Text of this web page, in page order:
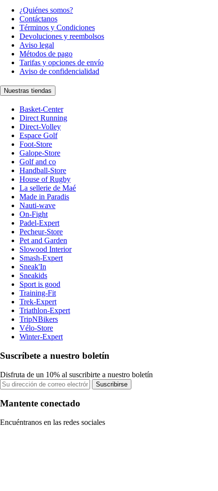
¿Quiénes somos?
Contáctanos
Términos y Condiciones
Devoluciones y reembolsos
Aviso legal
Métodos de pago
Tarifas y opciones de envío
Aviso de confidencialidad
Nuestras tiendas
Basket-Center
Direct Running
Direct-Volley
Espace Golf
Foot-Store
Galope-Store
Golf and co
Handball-Store
House of Rugby
La sellerie de Maé
Made in Paradis
Nauti-wave
On-Fight
Padel-Expert
Pecheur-Store
Pet and Garden
Slowood Interior
Smash-Expert
Sneak'In
Sneakids
Sport is good
Training-Fit
Trek-Expert
Triathlon-Expert
TripNBikers
Vélo-Store
Winter-Expert
Suscríbete a nuestro boletín
Disfruta de un 10% al suscribirte a nuestro boletín
Suscribirse
Mantente conectado
Encuéntranos en las redes sociales